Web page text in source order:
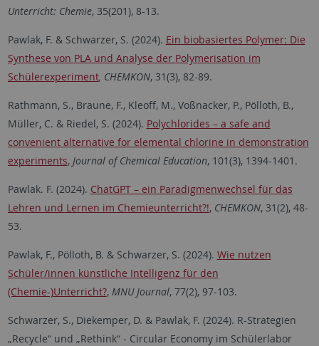
Unterricht: Chemie, 35(201), 8-13.
Pawlak, F. & Schwarzer, S. (2024). Ein biobasiertes Polymer: Die
Synthese von PLA und Analyse der Polymerisation im
Schülerexperiment, CHEMKON, 31(3), 82-89.
Rathmann, S., Braune, F., Kleoff, M., Voßnacker, P., Pölloth, B.,
Müller, C. & Riedel, S. (2024). Polychlorides – a safe and
convenient alternative for elemental chlorine in demonstration
experiments, Journal of Chemical Education, 101(3), 1394-1401.
Pawlak. F. (2024). ChatGPT – ein Paradigmenwechsel für das
Lehren und Lernen im Chemieunterricht?!, CHEMKON, 31(2), 48-
53.
Pawlak, F., Pölloth, B. & Schwarzer, S. (2024). Wie nutzen
Schüler/innen künstliche Intelligenz für den
(Chemie-)Unterricht?, MNU Journal, 77(2), 97-103.
Schwarzer, S., Diekemper, D. & Pawlak, F. (2024). R-Strategien
„Recycle“ und „Rethink“ - Circular Economy im Schülerlabor